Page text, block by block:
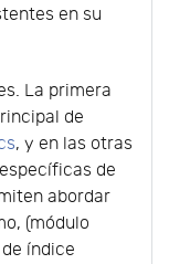
en su
La primera
de
, y en las otras
de
abordar
(módulo
índice